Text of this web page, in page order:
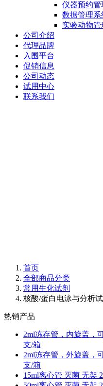
仪器预约管
数据管理系
实验动物管
公司介绍
代理品牌
入围平台
促销信息
公司动态
试用中心
联系我们
首页
全部商品分类
常用生化试剂
核酸/蛋白电泳与分析试
热销产品
2ml冻存管，内旋盖，
支/箱
2ml冻存管，外旋盖，
支/箱
15ml离心管 灭菌 无架